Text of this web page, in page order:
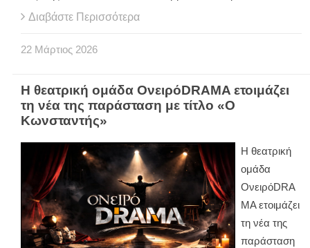
Διαβάστε Περισσότερα
22 Μάρτιος 2026
Η θεατρική ομάδα ΟνειρόDRAMA ετοιμάζει
τη νέα της παράσταση με τίτλο «Ο
Κωνσταντής»
Η θεατρική
ομάδα
ΟνειρόDRA
MA ετοιμάζει
τη νέα της
παράσταση